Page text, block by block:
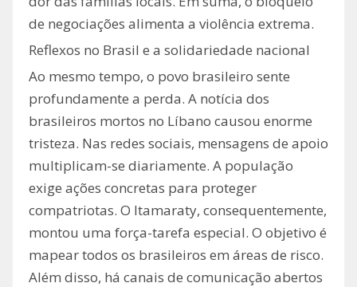
de negociações alimenta a violência extrema.
Reflexos no Brasil e a solidariedade nacional
Ao mesmo tempo, o povo brasileiro sente
profundamente a perda. A notícia dos
brasileiros mortos no Líbano causou enorme
tristeza. Nas redes sociais, mensagens de apoio
multiplicam-se diariamente. A população
exige ações concretas para proteger
compatriotas. O Itamaraty, consequentemente,
montou uma força-tarefa especial. O objetivo é
mapear todos os brasileiros em áreas de risco.
Além disso, há canais de comunicação abertos